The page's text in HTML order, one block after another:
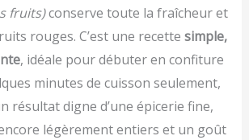
fruits)conserve toute la fraîcheur et
rouges. C’est une recette simple,
, idéale pour débuter en confiture
minutes de cuisson seulement,
résultat digne d’une épicerie fine,
légèrement entiers et un goût